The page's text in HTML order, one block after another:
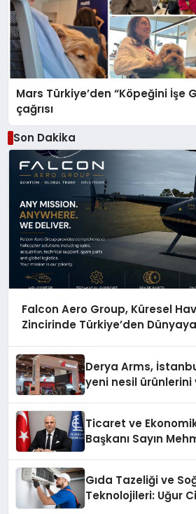
Mars Türkiye’den “Köpeğini İşe
çağrısı
Son Dakika
Falcon Aero Group, Küresel
Zincirinde Türkiye’den Dünyaya
Derya Arms,
yeni nesil
Ticaret ve
Başkanı Sayın
Gıda Tazeliği ve
Teknolojileri: Uğur